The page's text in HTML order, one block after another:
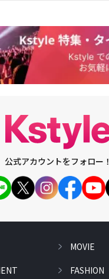
公式アカウントをフォロー！
MOVIE
FASHION